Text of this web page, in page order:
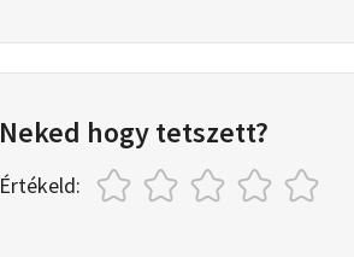
Neked hogy tetszett?
Értékeld: